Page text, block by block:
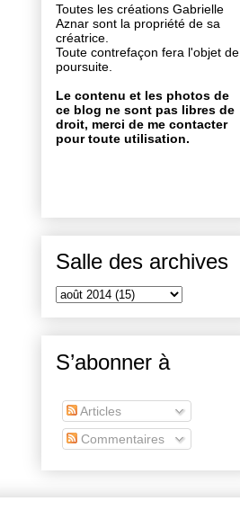
Toutes les créations Gabrielle
Aznar sont la propriété de sa
créatrice.
Toute contrefaçon fera l'objet de
poursuite.
Le contenu et les photos de
ce blog ne sont pas libres de
droit, merci de me contacter
pour toute utilisation.
Salle des archives
S’abonner à
Articles
Commentaires